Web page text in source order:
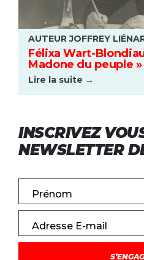
AUTEUR JOFFREY
Félixa Wart-Blondiau
Madone du peuple »
Lire la suite →
INSCRIVEZ
NEWSLETTER
Prénom
Adresse E-mail